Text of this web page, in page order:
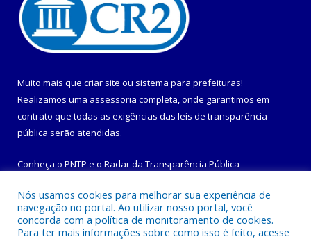
Muito mais que criar site ou sistema para prefeituras!
Realizamos uma assessoria completa, onde garantimos em
contrato que todas as exigências das leis de transparência
pública serão atendidas.
Conheça o PNTP e o Radar da Transparência Pública
Nós usamos cookies para melhorar sua experiência de
navegação no portal. Ao utilizar nosso portal, você
concorda com a política de monitoramento de cookies.
Para ter mais informações sobre como isso é feito, acesse